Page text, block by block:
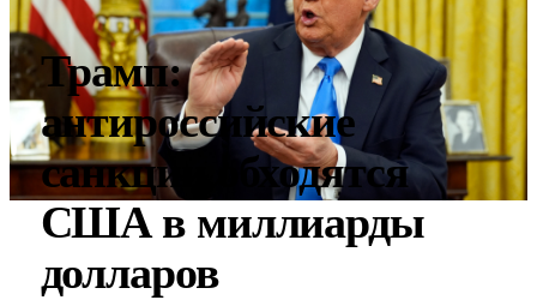
Трамп:
антироссийские
санкции обходятся
США в миллиарды
долларов